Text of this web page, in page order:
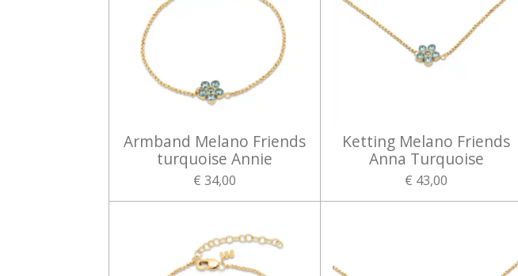
Armband Melano Friends
turquoise Annie
€ 34,00
Ketting Melano Friends
Anna Turquoise
€ 43,00